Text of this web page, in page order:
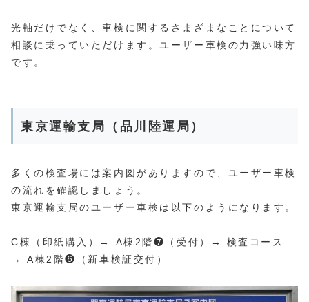
光軸だけでなく、車検に関するさまざまなことについて
相談に乗っていただけます。ユーザー車検の力強い味方
です。
東京運輸支局（品川陸運局）
多くの検査場には案内図がありますので、ユーザー車検
の流れを確認しましょう。
東京運輸支局のユーザー車検は以下のようになります。
C棟（印紙購入）→ A棟2階❼（受付）→ 検査コース
→ A棟2階❻（新車検証交付）